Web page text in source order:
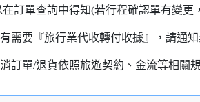
在訂單查詢中得知(若行程確認單有變更
需要『旅行業代收轉付收據』，請通
訂單/退貨依照旅遊契約、金流等相關